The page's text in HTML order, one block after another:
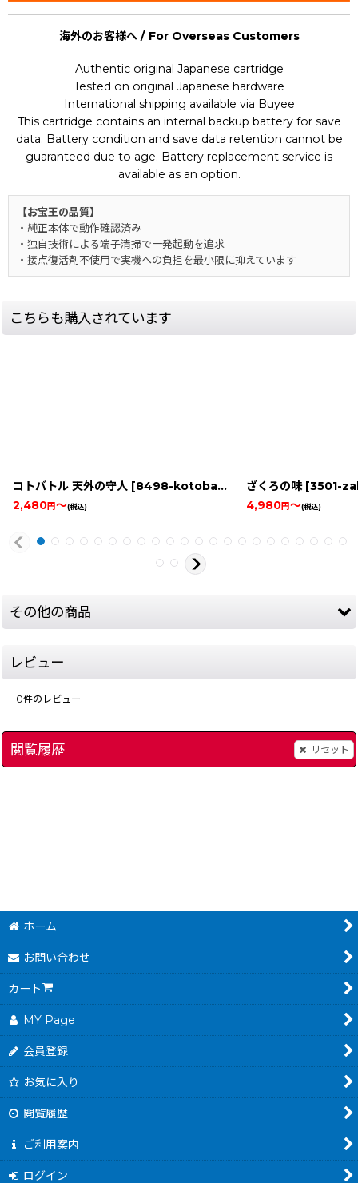
海外のお客様へ / For Overseas Customers
Authentic original Japanese cartridge
Tested on original Japanese hardware
International shipping available via Buyee
This cartridge contains an internal backup battery for save
data. Battery condition and save data retention cannot be
guaranteed due to age. Battery replacement service is
available as an option.
【お宝王の品質】
・純正本体で動作確認済み
・独自技術による端子清掃で一発起動を追求
・接点復活剤不使用で実機への負担を最小限に抑えています
こちらも購入されています
コトバトル 天外の守人 [8498-kotobattle-gbc ]
2,480円～(税込)
ざくろの味 [3501-
4,980円～(税込)
その他の商品
レビュー
0件のレビュー
閲覧履歴 リセット
ホーム
お問い合わせ
カート
MY Page
会員登録
お気に入り
閲覧履歴
ご利用案内
ログイン